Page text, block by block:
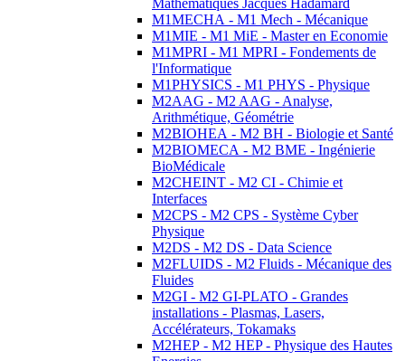
Mathématiques Jacques Hadamard
M1MECHA - M1 Mech - Mécanique
M1MIE - M1 MiE - Master en Economie
M1MPRI - M1 MPRI - Fondements de
l'Informatique
M1PHYSICS - M1 PHYS - Physique
M2AAG - M2 AAG - Analyse,
Arithmétique, Géométrie
M2BIOHEA - M2 BH - Biologie et Santé
M2BIOMECA - M2 BME - Ingénierie
BioMédicale
M2CHEINT - M2 CI - Chimie et
Interfaces
M2CPS - M2 CPS - Système Cyber
Physique
M2DS - M2 DS - Data Science
M2FLUIDS - M2 Fluids - Mécanique des
Fluides
M2GI - M2 GI-PLATO - Grandes
installations - Plasmas, Lasers,
Accélérateurs, Tokamaks
M2HEP - M2 HEP - Physique des Hautes